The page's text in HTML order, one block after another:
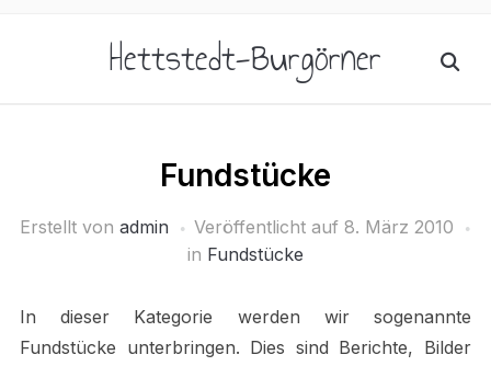
Hettstedt-Burgörner
Fundstücke
Erstellt von admin Veröffentlicht auf 8. März 2010
in Fundstücke
In dieser Kategorie werden wir sogenannte
Fundstücke unterbringen. Dies sind Berichte, Bilder